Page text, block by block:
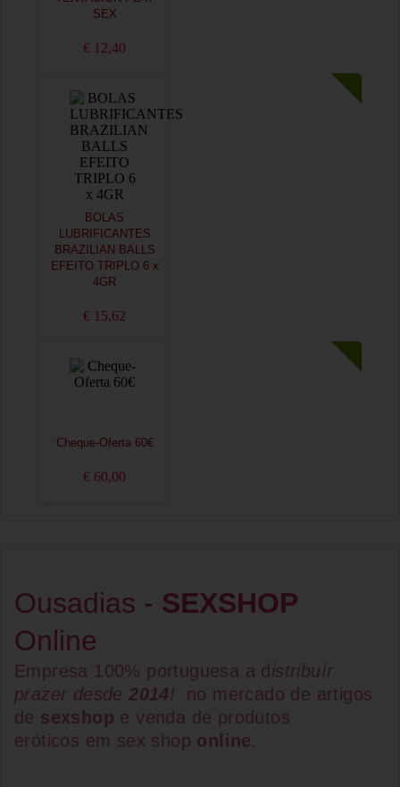
SEX
€ 12,40
BOLAS
LUBRIFICANTES
BRAZILIAN BALLS
EFEITO TRIPLO 6 x
4GR
€ 15,62
Cheque-Oferta 60€
€ 60,00
Ousadias - SEXSHOP
Online
Empresa 100% portuguesa a d istribuír
prazer desde2014!
no mercado de artigos
de sexshop e venda de produtos
eróticos em sex shop online.